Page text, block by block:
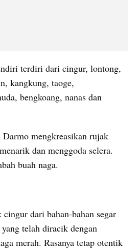
terdiri dari cingur, lontong,
kangkung, taoge,
bengkoang, nanas dan
mengkreasikan rujak
dan menggoda selera.
buah naga.
dari bahan-bahan segar
telah diracik dengan
merah. Rasanya tetap otentik